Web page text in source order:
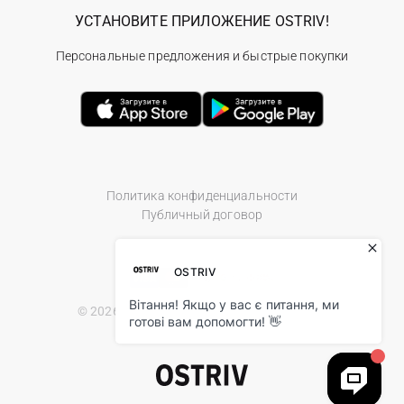
Политика конфиденциальности
Публичный договор
© 2026 Ostriv.ua Store. All Rights Reserved.
УСТАНОВИТЕ ПРИЛОЖЕНИЕ OSTRIV!
Персональные предложения и быстрые покупки